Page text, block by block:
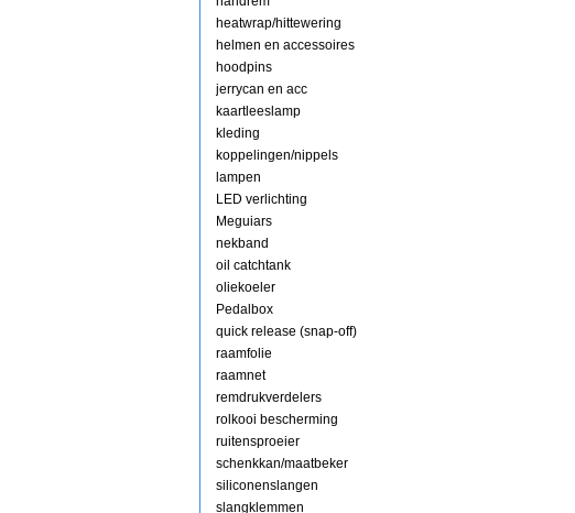
heatwrap/hittewering
helmen en accessoires
hoodpins
jerrycan en acc
kaartleeslamp
kleding
koppelingen/nippels
lampen
LED verlichting
Meguiars
nekband
oil catchtank
oliekoeler
Pedalbox
quick release (snap-off)
raamfolie
raamnet
remdrukverdelers
rolkooi bescherming
ruitensproeier
schenkkan/maatbeker
siliconenslangen
slangklemmen